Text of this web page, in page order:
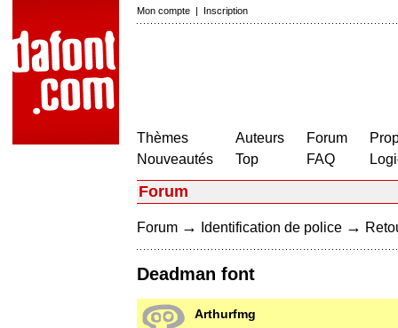
Mon compte | Inscription
Thèmes
Nouveautés
Auteurs
Top
Forum
FAQ
Forum
Forum → Identification de police →
Deadman font
Arthurfmg